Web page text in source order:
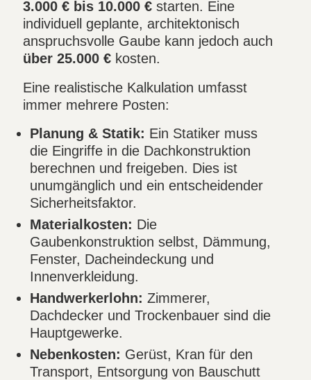
3.000 € bis 10.000 € starten. Eine
individuell geplante, architektonisch
anspruchsvolle Gaube kann jedoch auch
über 25.000 € kosten.
Eine realistische Kalkulation umfasst
immer mehrere Posten:
Planung & Statik: Ein Statiker muss
die Eingriffe in die Dachkonstruktion
berechnen und freigeben. Dies ist
unumgänglich und ein entscheidender
Sicherheitsfaktor.
Materialkosten: Die
Gaubenkonstruktion selbst, Dämmung,
Fenster, Dacheindeckung und
Innenverkleidung.
Handwerkerlohn: Zimmerer,
Dachdecker und Trockenbauer sind die
Hauptgewerke.
Nebenkosten: Gerüst, Kran für den
Transport, Entsorgung von Bauschutt